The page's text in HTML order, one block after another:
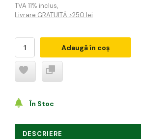
TVA 11% inclus,
Livrare GRATUITĂ >250 lei
Adaugă în coș
În Stoc
DESCRIERE